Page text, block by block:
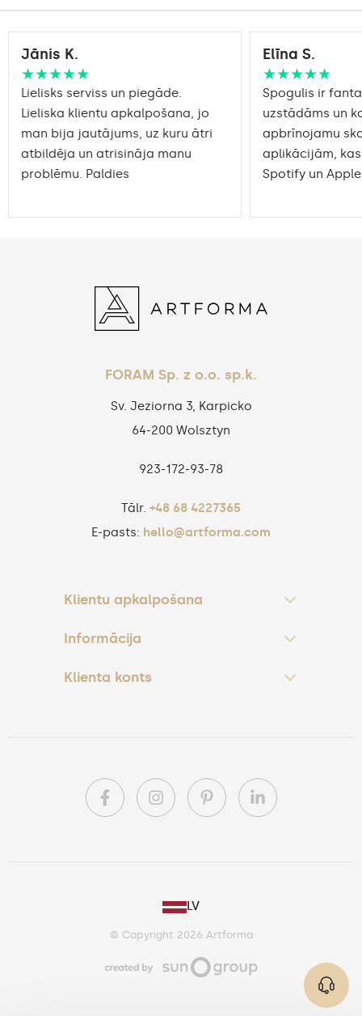
Jānis K.
★★★★★
Lielisks serviss un piegāde.
Lieliska klientu apkalpošana, jo
man bija jautājums, uz kuru ātri
atbildēja un atrisināja manu
problēmu. Paldies
Elīna S.
★★★★★
Spogulis ir
uzstādāms un
apbrīnojamu
aplikācijām,
Spotify un Apple
FORAM Sp. z o.o. sp.k.
Sv. Jeziorna 3, Karpicko
64-200 Wolsztyn
923‑172‑93‑78
Tālr. +48 68 4227365
E-pasts: hello@artforma.com
Klientu apkalpošana
Informācija
Klienta konts
LV
© Copyright 2026 Artforma